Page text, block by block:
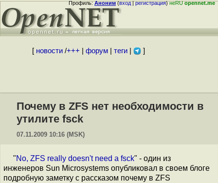
Профиль:Аноним(вход|регистрация)неRUopennet.me
[ новости/+++ форум| теги| ]
Почему в ZFS нет необходимости в
утилите fsck
07.11.2009 10:16 (MSK)
"No, ZFS really doesn't need a fsck" - один из
инженеров Sun Microsystems опубликовал в своем блоге
подробную заметку с рассказом почему в ZFS